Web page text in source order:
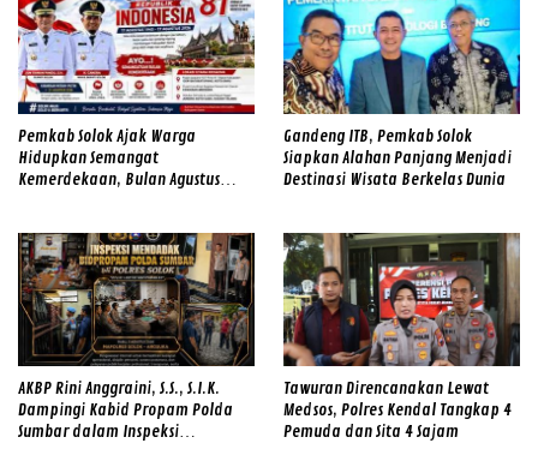
Pemkab Solok Ajak Warga
Hidupkan Semangat
Kemerdekaan, Bulan Agustus
Gandeng ITB, Pemkab Solok
Siapkan Alahan Panjang Menjadi
Destinasi Wisata Berkelas Dunia
AKBP Rini Anggraini, S.S., S.I.K.
Dampingi Kabid Propam Polda
Sumbar dalam Inspeksi
Tawuran Direncanakan Lewat
Medsos, Polres Kendal Tangkap 4
Pemuda dan Sita 4 Sajam